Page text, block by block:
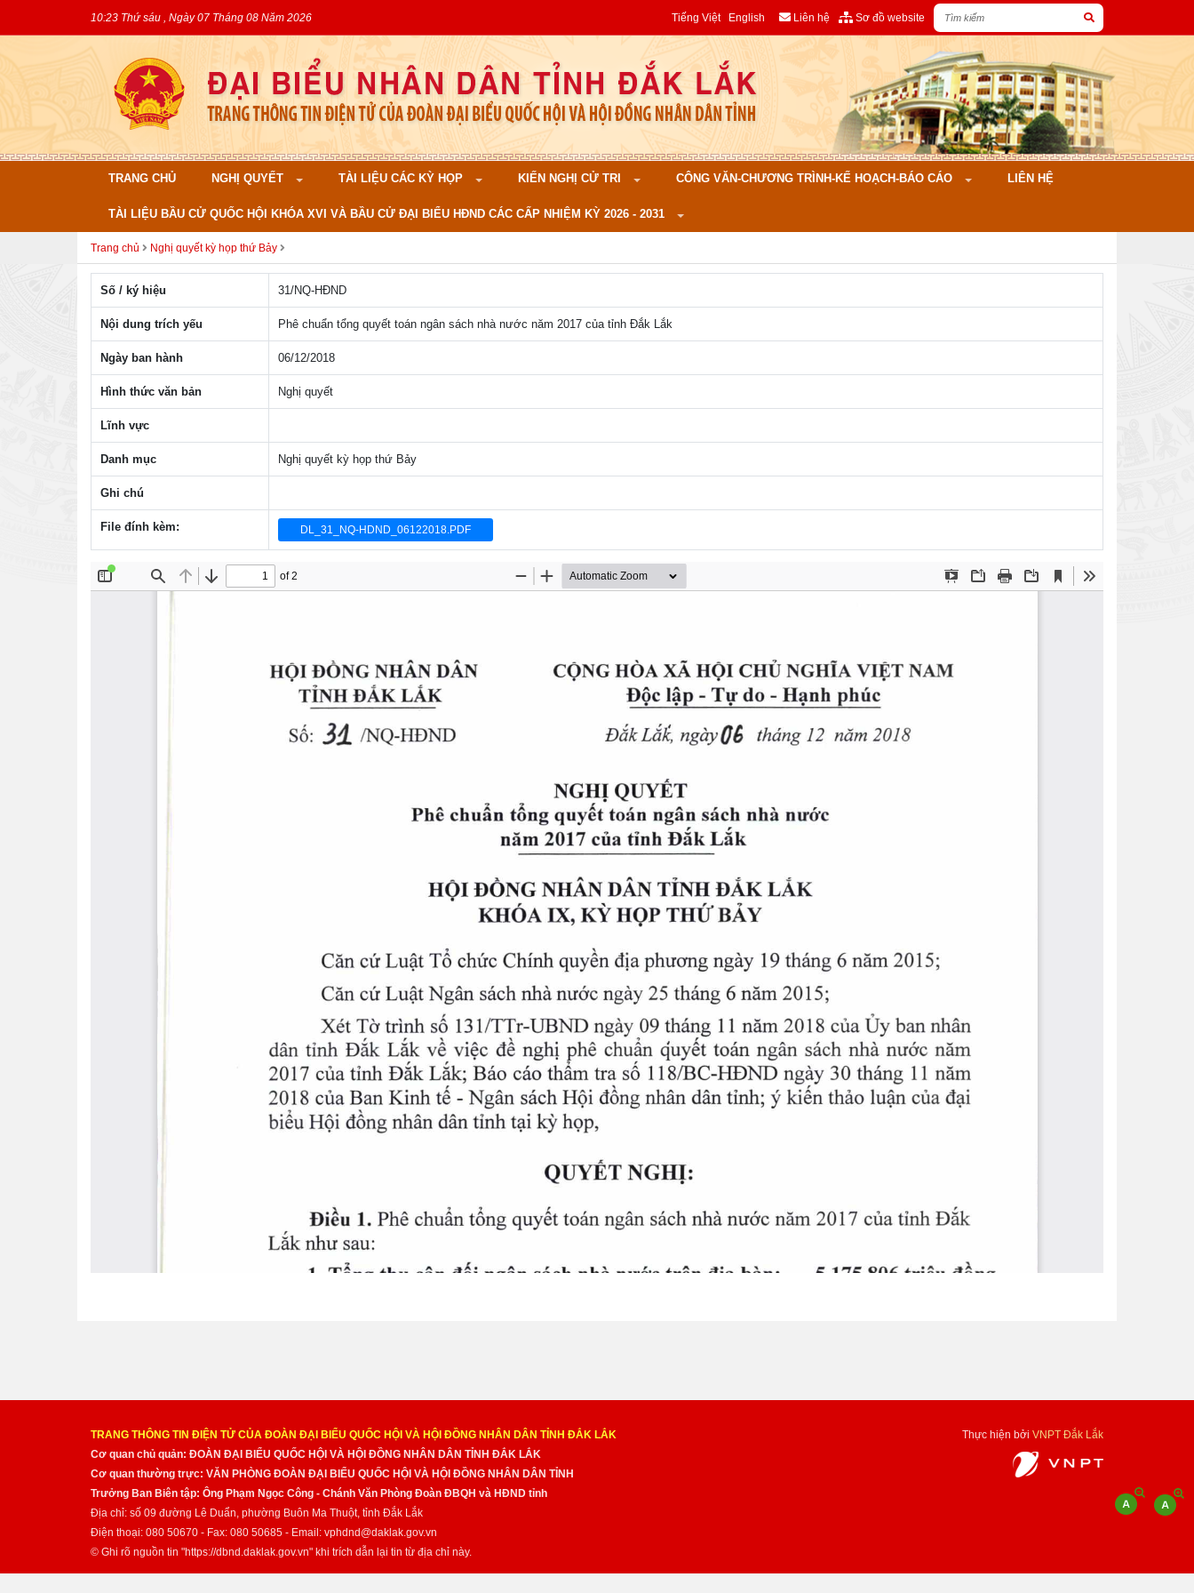
10:23 Thứ sáu , Ngày 07 Tháng 08 Năm 2026 Tiếng Việt English Liên hệ Sơ đồ website
TRANG CHỦ NGHỊ QUYẾT TÀI LIỆU CÁC KỲ HỌP KIẾN NGHỊ CỬ TRI CÔNG VĂN-CHƯƠNG TRÌNH-KẾ HOẠCH-BÁO CÁO LIÊN HỆ
TÀI LIỆU BẦU CỬ QUỐC HỘI KHÓA XVI VÀ BẦU CỬ ĐẠI BIỂU HĐND CÁC CẤP NHIỆM KỲ 2026 - 2031
Trang chủ Nghị quyết kỳ họp thứ Bảy
Số / ký hiệu 31/NQ-HÐND
Nội dung trích yếu Phê chuẩn tổng quyết toán ngân sách nhà nước năm 2017 của tỉnh Đắk Lắk
Ngày ban hành 06/12/2018
Hình thức văn bản Nghị quyết
Lĩnh vực
Danh mục Nghị quyết kỳ họp thứ Bảy
Ghi chú
File đính kèm: DL_31_NQ-HDND_06122018.PDF
TRANG THÔNG TIN ĐIỆN TỬ CỦA ĐOÀN ĐẠI BIỂU QUỐC HỘI VÀ HỘI ĐỒNG NHÂN DÂN TỈNH ĐẮK LẮK
Cơ quan chủ quản: ĐOÀN ĐẠI BIỂU QUỐC HỘI VÀ HỘI ĐỒNG NHÂN DÂN TỈNH ĐẮK LẮK
Cơ quan thường trực: VĂN PHÒNG ĐOÀN ĐẠI BIỂU QUỐC HỘI VÀ HỘI ĐỒNG NHÂN DÂN TỈNH
Trưởng Ban Biên tập: Ông Phạm Ngọc Công - Chánh Văn Phòng Đoàn ĐBQH và HĐND tỉnh
Địa chỉ: số 09 đường Lê Duẩn, phường Buôn Ma Thuột, tỉnh Đắk Lắk
Điện thoại: 080 50670 - Fax: 080 50685 - Email: vphdnd@daklak.gov.vn
© Ghi rõ nguồn tin "https://dbnd.daklak.gov.vn" khi trích dẫn lại tin từ địa chỉ này.
Thực hiện bởi VNPT Đắk Lắk